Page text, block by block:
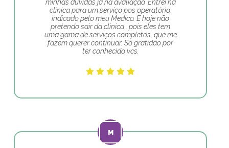
minhas duvidas já na avaliação. Entrei na
clínica para um serviço pos operatório,
indicado pelo meu Medico. E hoje não
pretendo sair da clinica , pois eles tem
uma gama de serviços completos, que me
fazem querer continuar. Só gratidão por
ter conhecido vcs.